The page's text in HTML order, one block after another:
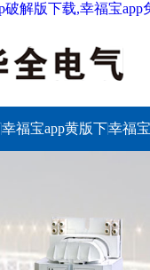
破解版下载,幸福宝app
幸福宝app黄版下幸福